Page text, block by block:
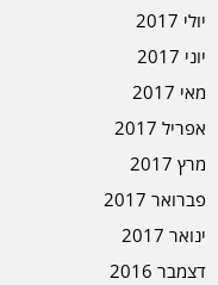
יולי 2017
יוני 2017
מאי 2017
אפריל 2017
מרץ 2017
פברואר 2017
ינואר 2017
דצמבר 2016